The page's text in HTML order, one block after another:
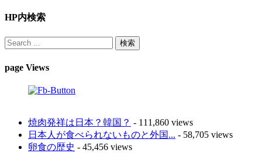
HP内検索
page Views
焼肉発祥は日本？韓国？ - 111,860 views
日本人が食べられないものと外国... - 58,705 views
卵食の歴史 - 45,456 views